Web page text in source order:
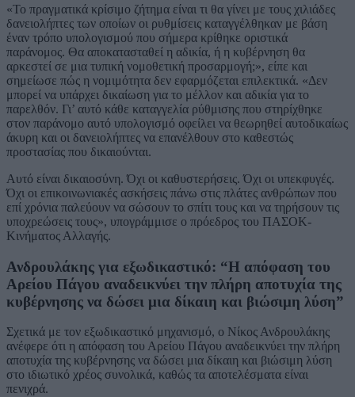
«Το πραγματικά κρίσιμο ζήτημα είναι τι θα γίνει με τους χιλιάδες
δανειολήπτες των οποίων οι ρυθμίσεις καταγγέλθηκαν με βάση
έναν τρόπο υπολογισμού που σήμερα κρίθηκε οριστικά
παράνομος. Θα αποκατασταθεί η αδικία, ή η κυβέρνηση θα
αρκεστεί σε μια τυπική νομοθετική προσαρμογή;», είπε και
σημείωσε πώς η νομιμότητα δεν εφαρμόζεται επιλεκτικά. «Δεν
μπορεί να υπάρχει δικαίωση για το μέλλον και αδικία για το
παρελθόν. Γι’ αυτό κάθε καταγγελία ρύθμισης που στηρίχθηκε
στον παράνομο αυτό υπολογισμό οφείλει να θεωρηθεί αυτοδικαίως
άκυρη και οι δανειολήπτες να επανέλθουν στο καθεστώς
προστασίας που δικαιούνται.
Αυτό είναι δικαιοσύνη. Όχι οι καθυστερήσεις. Όχι οι υπεκφυγές.
Όχι οι επικοινωνιακές ασκήσεις πάνω στις πλάτες ανθρώπων που
επί χρόνια παλεύουν να σώσουν το σπίτι τους και να τηρήσουν τις
υποχρεώσεις τους», υπογράμμισε ο πρόεδρος του ΠΑΣΟΚ-
Κινήματος Αλλαγής.
Ανδρουλάκης για εξωδικαστικό: “Η απόφαση του
Αρείου Πάγου αναδεικνύει την πλήρη αποτυχία της
κυβέρνησης να δώσει μια δίκαιη και βιώσιμη λύση”
Σχετικά με τον εξωδικαστικό μηχανισμό, ο Νίκος Ανδρουλάκης
ανέφερε ότι η απόφαση του Αρείου Πάγου αναδεικνύει την πλήρη
αποτυχία της κυβέρνησης να δώσει μια δίκαιη και βιώσιμη λύση
στο ιδιωτικό χρέος συνολικά, καθώς τα αποτελέσματα είναι
πενιχρά.